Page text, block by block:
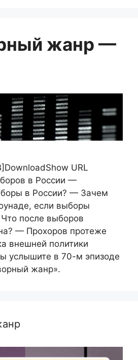
жанр —
URL
в России —
в России? — Зачем
если выборы
после выборов
— Прохоров протеже
внешней политики
услышите в 70-м эпизоде
жанр».